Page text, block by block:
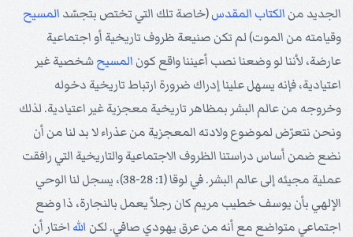
الجديد من الكتاب المقدس(خاصة تلك التي تختص بتجسّد المسيح
وقيامته من الموت) لم تكن صنيعة ظروف تاريخية أو اجتماعية
عارضة، لأننا لو وضعنا نصب أعيننا واقع كون المسيحشخصية غير
اعتيادية، فإنه يسهل علينا إدراك ضرورة ارتباط تاريخية دخوله
وخروجه من عالم البشر بمظاهر تاريخية معجزية غير اعتيادية. لذلك
ونحن نتعرّض لموضوع ولادته المعجزية من عذراء لا بد لنا من أن
نضع ضمن أساس دراستنا الظروف الاجتماعية والتاريخية التي رافقت
عملية مجيئه إلى عالم البشر. في لوقا (1: 28-38)، يسجل لنا الوحي
الإلهي بأن يوسف خطيب مريم كان رجلاً يعمل بالنجارة، ذا وضع
اجتماعي متواضع مع أنه من عرق يهودي صافي. لكن الله اختار أن